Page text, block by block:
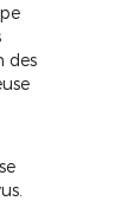
des